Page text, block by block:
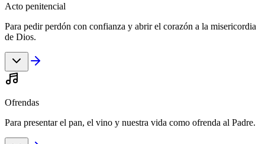
Acto penitencial
Para pedir perdón con confianza y abrir el corazón a la misericordia
de Dios.
Ofrendas
Para presentar el pan, el vino y nuestra vida como ofrenda al Padre.